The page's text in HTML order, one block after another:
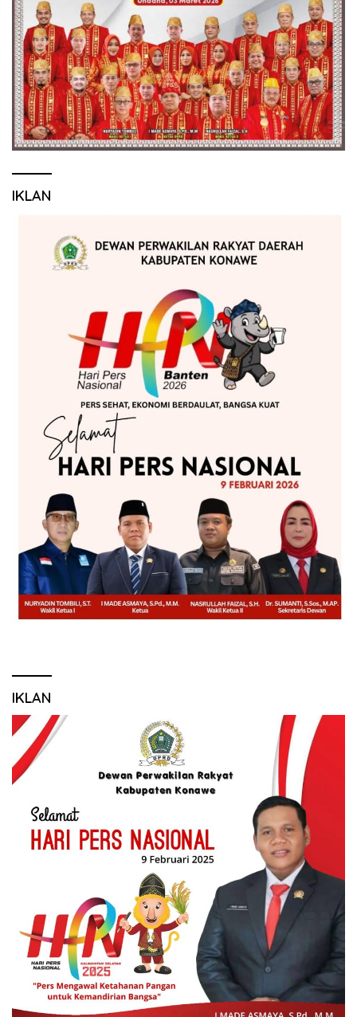
IKLAN
IKLAN